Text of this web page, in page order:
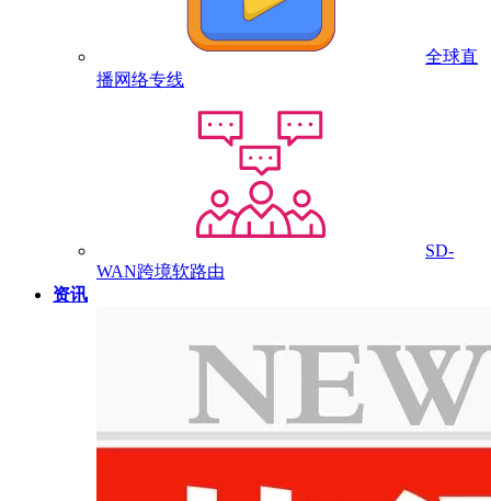
全球直
播网络专线
SD-
WAN跨境软路由
资讯